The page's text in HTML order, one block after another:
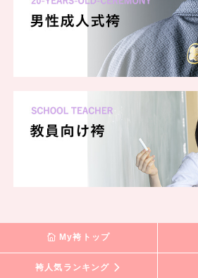
My袴トップ
袴人気ランキング